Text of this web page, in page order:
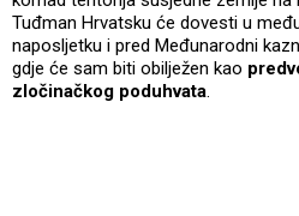
Tuđman Hrvatsku će dovesti u
naposljetku i pred Međunarodni
gdje će sam biti obilježen kao
zločinačkog poduhvata.